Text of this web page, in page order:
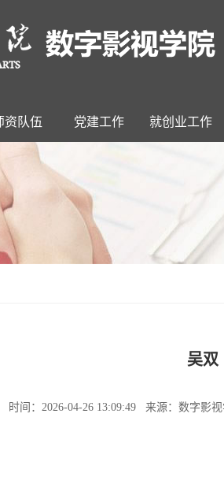
吴双
时间：2026-04-26 13:09:49 来源：数字影
资队伍 党建工作 就创业工作